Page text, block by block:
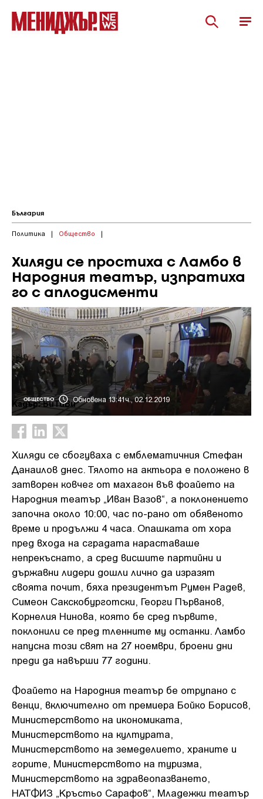
България
Политика | Общество |
Хиляди се простиха с Ламбо в
Народния театър, изпратиха
го с аплодисменти
ОБЩЕСТВО Обновена 13:41ч., 02.12.2019
Кадър: БиТиВи
Хиляди се сбогуваха с емблематичния Стефан
Данаилов днес. Тялото на актьора е положено в
затворен ковчег от махагон във фоайето на
Народния театър „Иван Вазов“, а поклонението
започна около 10:00, час по-рано от обявеното
време и продължи 4 часа. Опашката от хора
пред входа на сградата нараставаше
непрекъснато, а сред висшите партийни и
държавни лидери дошли лично да изразят
своята почит, бяха президентът Румен Радев,
Симеон Сакскобурготски, Георги Първанов,
Корнелия Нинова, която бе сред първите,
поклонили се пред тленните му останки. Ламбо
напусна този свят на 27 ноември, броени дни
преди да навърши 77 години.
Фоайето на Народния театър бе отрупано с
венци, включително от премиера Бойко Борисов,
Министерството на икономиката,
Министерството на културата,
Министерството на земеделието, храните и
горите, Министерството на туризма,
Министерството на здравеопазването,
НАТФИЗ „Кръстьо Сарафов“, Младежки театър